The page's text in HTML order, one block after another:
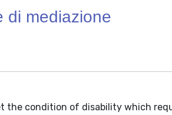
di mediazione
the condition of disability which